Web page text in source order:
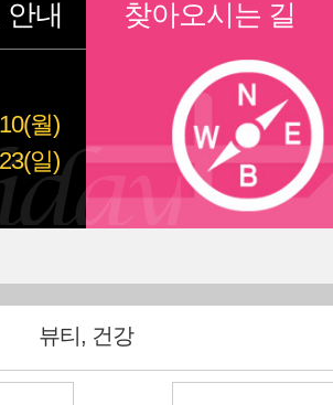
내
10(월)
23(일)
찾아오시는 길
뷰티, 건강